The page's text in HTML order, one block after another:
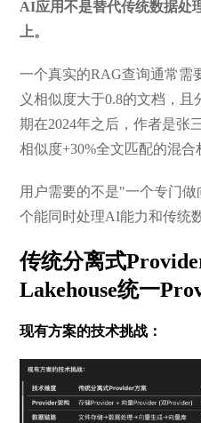
AI应用不是替代传统数据处
上。
一个真实的RAG查询通常需
义相似度大于0.8的文档，且
期在2024年之后，作者是张
相似度+30%全文匹配的混合
用户需要的不是"一个专门
个能同时处理AI能力和传统
传统分离式
Lakehouse统一
现有方案的技术挑战：